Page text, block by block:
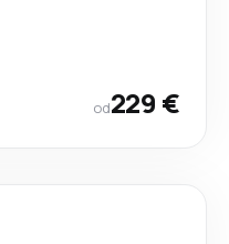
od229 €